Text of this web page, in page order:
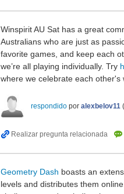
Winspirit AU Sat has a great
Australians who are just as
favorite games, and keep each
we’re all playing individually. Try
where we celebrate each other's
respondido por alexbelov11 (
Geometry Dash boasts an
levels and distributes them